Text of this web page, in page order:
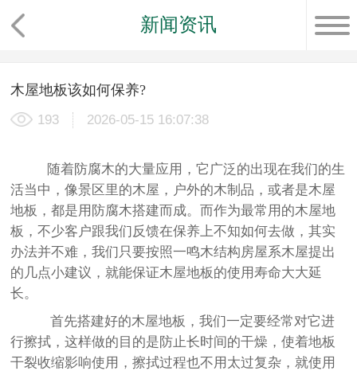
新闻资讯
木屋地板该如何保养?
193 2026-05-15 16:07:38
随着防腐木的大量应用，它广泛的出现在我们的生
活当中，像景区里的木屋，户外的木制品，或者是木屋
地板，都是用防腐木搭建而成。而作为最常用的木屋地
板，不少客户跟我们反馈在保养上不知如何去做，其实
办法并不难，我们只要按照一鸣木结构房屋系木屋提出
的几点小建议，就能保证木屋地板的使用寿命大大延
长。
首先搭建好的木屋地板，我们一定要经常对它进
行擦拭，这样做的目的是防止长时间的干燥，使着地板
干裂收缩影响使用，擦拭过程也不用太过复杂，就使用